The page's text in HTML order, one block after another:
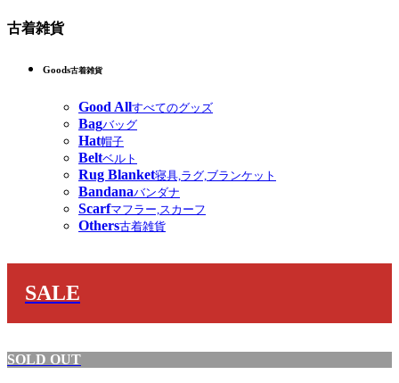
古着雑貨
Goods古着雑貨
Good Allすべてのグッズ
Bagバッグ
Hat帽子
Beltベルト
Rug Blanket寝具,ラグ,ブランケット
Bandanaバンダナ
Scarfマフラー,スカーフ
Others古着雑貨
SALE
SOLD OUT